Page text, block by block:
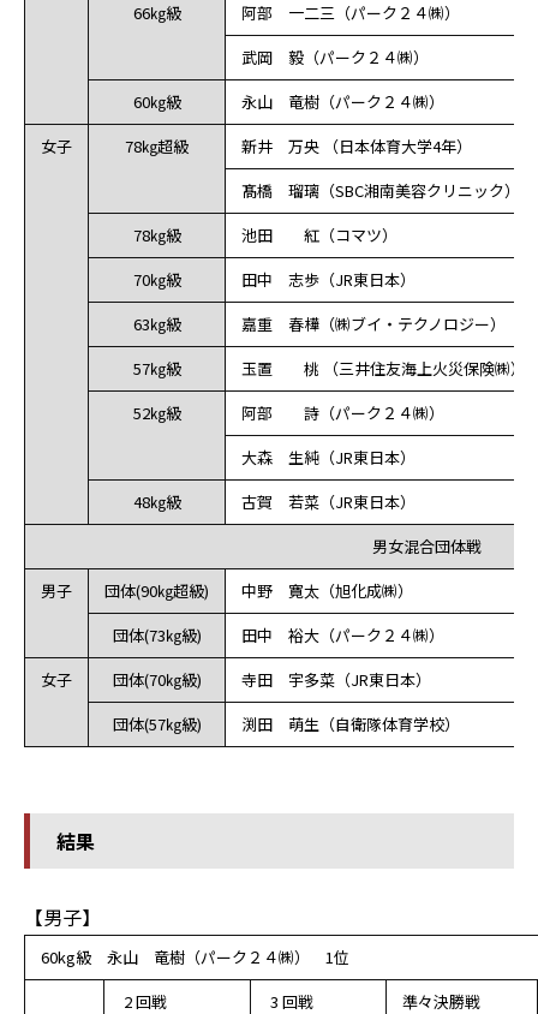
66㎏級
阿部 一二三（パーク２４㈱）
武岡 毅（パーク２４㈱）
60㎏級
永山 竜樹（パーク２４㈱）
女子
78㎏超級
新井 万央 （日本体育大学4年）
髙橋 瑠璃（SBC湘南美容クリニック）
78㎏級
池田 紅（コマツ）
70㎏級
田中 志歩（JR東日本）
63㎏級
嘉重 春樺（㈱ブイ・テクノロジー）
57㎏級
玉置 桃 （三井住友海上火災保険㈱）
52㎏級
阿部 詩（パーク２４㈱）
大森 生純（JR東日本）
48㎏級
古賀 若菜（JR東日本）
男女混合団体戦
男子
団体(90㎏超級)
中野 寛太（旭化成㈱）
団体(73㎏級)
田中 裕大（パーク２４㈱）
女子
団体(70㎏級)
寺田 宇多菜（JR東日本）
団体(57㎏級)
渕田 萌生（自衛隊体育学校）
結果
【男子】
60kg級 永山 竜樹（パーク２４㈱） 1位
2 回戦
3 回戦
準々決勝戦